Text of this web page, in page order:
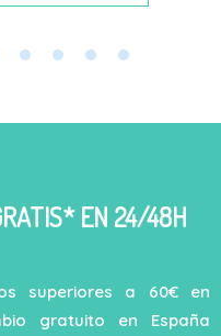
EN 24/48H
superiores a 60€ en
gratuito en España